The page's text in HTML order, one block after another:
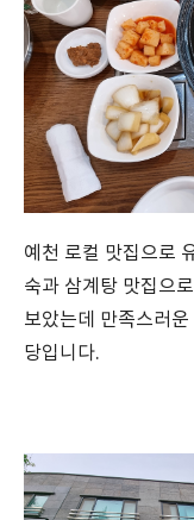
예천 로컬 맛집으로
숙과 삼계탕 맛집으
보았는데 만족스러
당입니다.